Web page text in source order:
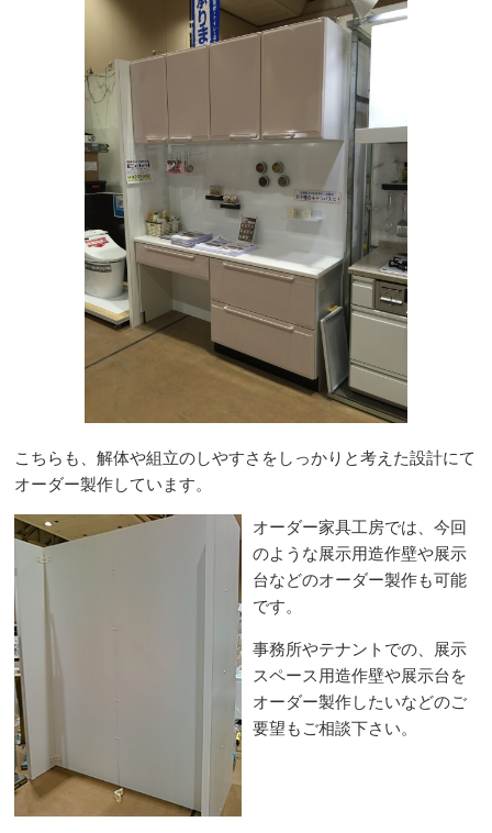
こちらも、解体や組立のしやすさをしっかりと考えた設計にて
オーダー製作しています。
オーダー家具工房では、今回
のような展示用造作壁や展示
台などのオーダー製作も可能
です。
事務所やテナントでの、展示
スペース用造作壁や展示台を
オーダー製作したいなどのご
要望もご相談下さい。